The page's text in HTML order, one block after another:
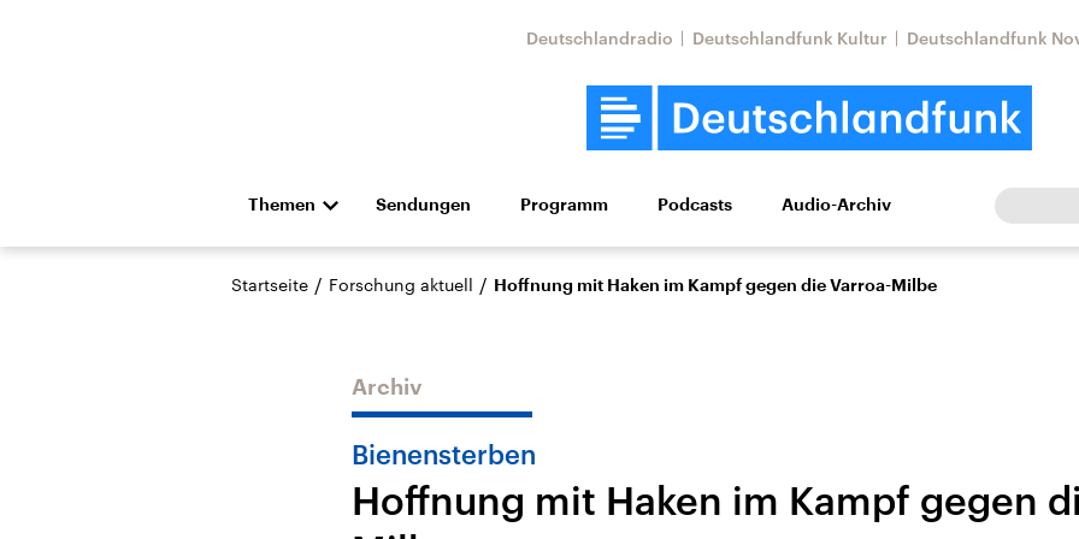
Deutschlandradio Deutschlandfunk Kultur Deutschlandfunk
Themen
Die Nachrichten Politik Wirtschaft Wissen Kultur Europa
Hörspiel und Feature Musik
Landtagswahl Sachsen-
USA
Aktuelle Beiträge,
Nahostkonflikt
Iran
Aktuelle Lage und
Sendungen Programm Podcasts Audio-Archiv
Startseite / Forschung aktuell / Hoffnung mit Haken im Kampf gegen die Varroa-Milbe
Archiv
Bienensterben
Hoffnung mit Haken im Kampf gegen